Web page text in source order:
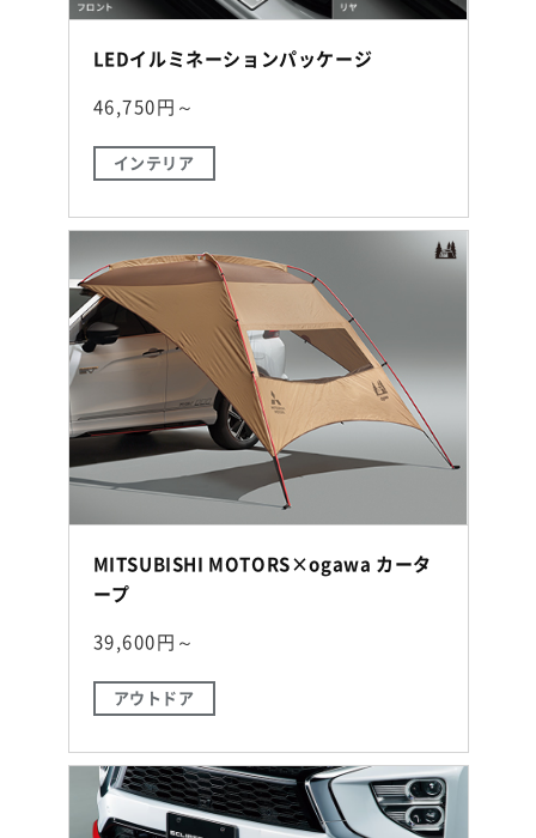
LEDイルミネーションパッケージ
46,750円～
インテリア
MITSUBISHI MOTORS×ogawa カータ
ープ
39,600円～
アウトドア